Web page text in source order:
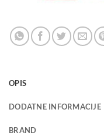
OPIS
DODATNE INFORMACIJE
BRAND